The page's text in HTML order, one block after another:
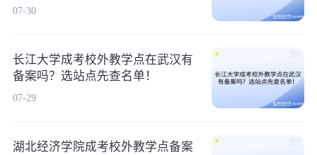
07-30
长江大学成考校外教学点在武汉有
备案吗？选站点先查名单！
07-29
湖北经济学院成考校外教学点备案